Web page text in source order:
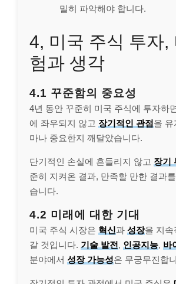
밀히 파악해야 합니다.
4, 미국 주식 투자,
험과 생각
4.1 꾸준함의 중요성
4년 동안 꾸준히 미국 주식에 투자하
에 좌우되지 않고 장기적인 관점을 유
마나 중요한지 깨달았습니다.
단기적인 손실에 흔들리지 않고 장기
준히 지켜온 결과, 만족할 만한 결과
습니다.
4.2 미래에 대한 기대
미국 주식 시장은 혁신과 성장을 지속
갈 것입니다. 기술 발전, 인공지능, 바
분야에서 성장 가능성은 무궁무진합